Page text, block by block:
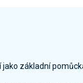
základní